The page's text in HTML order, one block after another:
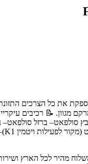
ומזין.✨ יתרונות מרכזיים:– ✓ תזונה מלאה ומאוזנת:
📝 רכיבים
סולפאט– ברזל
לבעלי חיים, עם משלוח